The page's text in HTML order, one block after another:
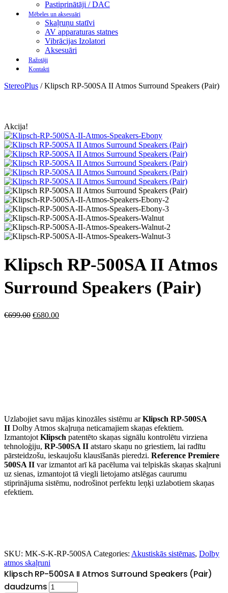
Pastiprinātāji / DAC
Mēbeles un aksesuāri
Skaļruņu statīvi
AV apparaturas statnes
Vibrācijas Izolatori
Aksesuāri
Ražotāji
Kontakti
StereoPlus /Klipsch RP-500SA II Atmos Surround Speakers (Pair)
Akcija!
Klipsch RP-500SA II Atmos
Surround Speakers (Pair)
€699.00 €680.00
Uzlabojiet savu mājas kinozāles sistēmu arKlipsch RP-500SA
II Dolby Atmos skaļruņa neticamajiem skaņas efektiem.
Izmantojot Klipsch patentēto skaņas signālu kontrolētu virziena
tehnoloģiju, RP-500SA II atstaro skaņu no griestiem, lai radītu
pārsteidzošu, ieskaujošu klausīšanās pieredzi. Reference Premiere
500SA II var izmantot arī kā pacēluma vai telpiskās skaņas skaļruni
uz sienas, izmantojot tā viegli lietojamo atslēgas caurumu
stiprinājuma sistēmu, nodrošinot perfektu leņķi uzlabotiem skaņas
efektiem.
SKU: MK-S-K-RP-500SA Categories: Akustiskās sistēmas, Dolby
atmos skaļruni
Klipsch RP-500SA II Atmos Surround Speakers (Pair)
daudzums